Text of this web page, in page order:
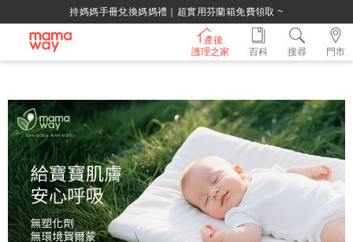
持媽媽手冊兌換媽媽禮｜超實用芬蘭箱免費領取 ~
產後
護理之家
門市
百科 搜尋